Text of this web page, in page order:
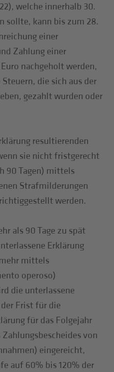
welche innerhalb 30.
sollte, kann bis zum 28.
einer
Zahlung einer
nachgeholt werden,
die sich aus der
gezahlt wurden oder
resultierenden
sie nicht fristgerecht
90 Tagen) mittels
Strafmilderungen
werden.
als 90 Tage zu spät
Erklärung
mittels
operoso)
die unterlassene
Frist für die
für das Folgejahr
von
eingereicht,
auf 60% bis 120% der